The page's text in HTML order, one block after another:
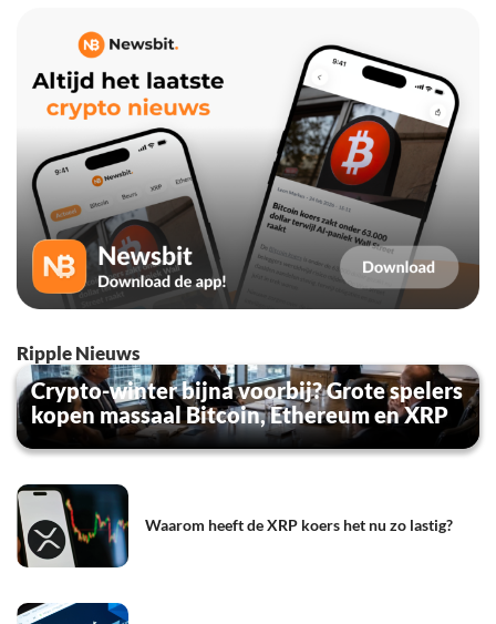
Ripple Nieuws
Crypto-winter bijna voorbij? Grote spelers
kopen massaal Bitcoin, Ethereum en XRP
Waarom heeft de XRP koers het nu zo lastig?